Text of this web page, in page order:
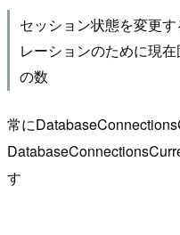
セッション状態を変更
レーションのために現
の数
常に
す